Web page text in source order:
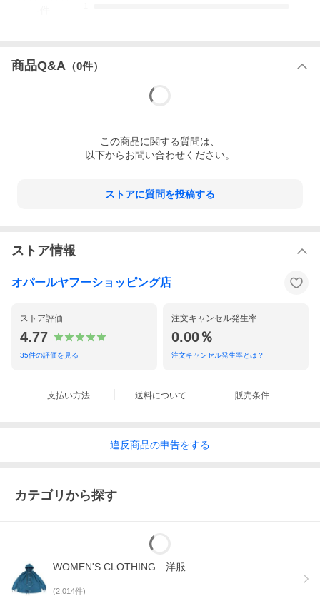
素材
※記載されていないものは、原則付属いたし
ません。
好のお品物です。
全体的に僅かな擦れ・小傷が見られますが
商品Q&A （0件）
この商品に関する質問は、
以下からお問い合わせください。
ストアに質問を投稿する
ストア情報
オパールヤフーショッピング店
ストア評価
4.77
35件の評価を見る
注文キャンセル発生率
0.00％
注文キャンセル発生率とは？
支払い方法 送料について 販売条件
違反商品の申告をする
カテゴリから探す
WOMEN'S CLOTHING 洋服
(2,014件)